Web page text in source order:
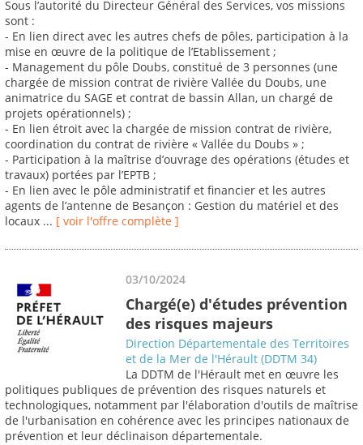
Sous l’autorité du Directeur Général des Services, vos missions
sont :
- En lien direct avec les autres chefs de pôles, participation à la
mise en œuvre de la politique de l’Etablissement ;
- Management du pôle Doubs, constitué de 3 personnes (une
chargée de mission contrat de rivière Vallée du Doubs, une
animatrice du SAGE et contrat de bassin Allan, un chargé de
projets opérationnels) ;
- En lien étroit avec la chargée de mission contrat de rivière,
coordination du contrat de rivière « Vallée du Doubs » ;
- Participation à la maîtrise d’ouvrage des opérations (études et
travaux) portées par l’EPTB ;
- En lien avec le pôle administratif et financier et les autres
agents de l’antenne de Besançon : Gestion du matériel et des
locaux ... [ voir l'offre complète ]
03/10/2024
Chargé(e) d'études prévention
des risques majeurs
Direction Départementale des Territoires
et de la Mer de l'Hérault (DDTM 34)
La DDTM de l'Hérault met en œuvre les
politiques publiques de prévention des risques naturels et
technologiques, notamment par l'élaboration d'outils de maîtrise
de l'urbanisation en cohérence avec les principes nationaux de
prévention et leur déclinaison départementale.